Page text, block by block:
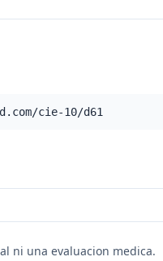
cie-10/d61
ni una evaluacion medica.